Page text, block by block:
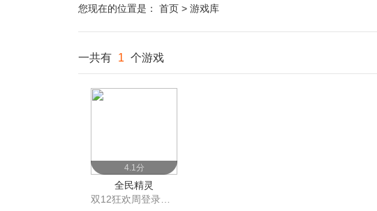
您现在的位置是： 首页 > 游戏库
一共有 1 个游戏
4.1分
全民精灵